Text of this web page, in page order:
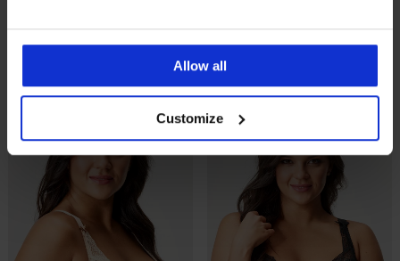
Allow all
Customize
GET20
GET20